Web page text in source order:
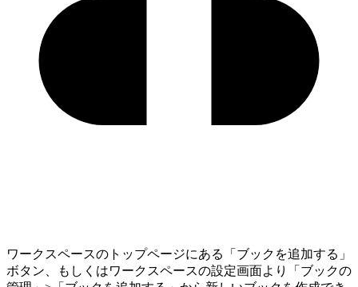
ワークスペースのトップページにある「ブックを追加する」
ボタン、もしくはワークスペースの設定画面より「ブックの